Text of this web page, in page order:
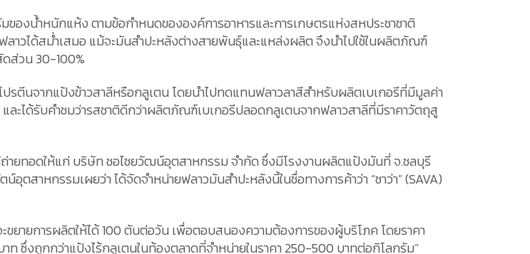
องน้ำหนักแห้ง ตามข้อกำหนดขององค์การอาหารและการเกษตรแห่งสหประชาชาติ
วได้สม่ำเสมอ แม้จะมันสำปะหลังต่างสายพันธุ์และแหล่งผลิต จึงนำไปใช้ในผลิตภัณฑ์
ส่วน 30-100%
ตีนจากแป้งข้าวสาลีหรือกลูเตน โดยนำไปทดแทนฟลาวลาสีสำหรับผลิตเบเกอรีที่มีมูลค่า
ะได้รับคำชมว่ารสชาติดีกว่าผลิตภัณฑ์เบเกอรีปลอดกลูเตนจากฟลาวสาลีที่มีราคาวัตถุสู
ายทอดให้แก่ บริษัท ชอไชยวัฒน์อุตสาหกรรม จำกัด ซึ่งมีโรงงานผลิตแป้งมันที่ จ.ชลบุรี
าหกรรมเผยว่า ได้จัดจำหน่ายฟลาวมันสำปะหลังนี้ในชื่อทางการค้าว่า “ซาว่า” (SAVA)
ยายการผลิตให้ได้ 100 ตันต่อวัน เพื่อตอบสนองความต้องการของผู้บริโภค โดยราคา
ซึ่งถูกกว่าแป้งไร้กลูเตนในท้องตลาดที่จำหน่ายในราคา 250-500 บาทต่อกิโลกรัม”